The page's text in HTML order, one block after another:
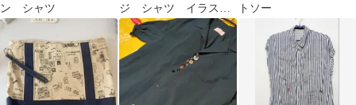
ン シャツ
ジ シャツ イラス
ト ドロップショルダ
ー オフホワイト M
トソー